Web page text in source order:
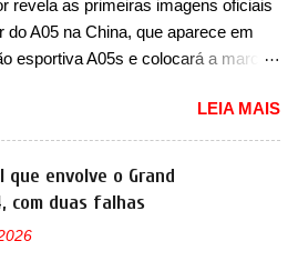
revela as primeiras imagens oficiais
do A05 na China, que aparece em
esportiva A05s e colocará a marca
uma rápida expansão na China
de portfólio. Apoiada pela Stellantis,
a estreia de um novo
à sua linha. Posicionado
teaser do A05, que nas
LEIA MAIS
que envolve o Grand
com duas falhas